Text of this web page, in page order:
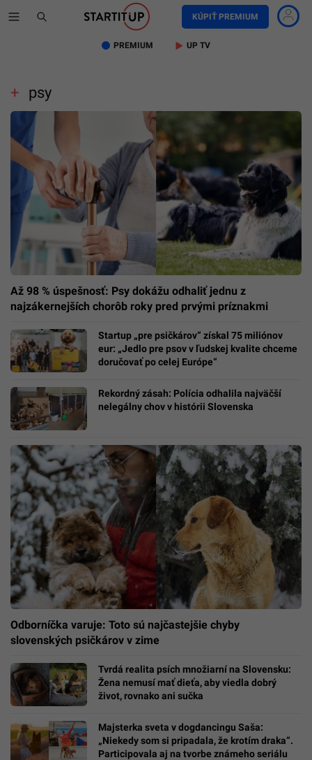
KÚPIŤ PREMIUM
PREMIUM UP TV
psy
Až 98 % úspešnosť: Psy dokážu odhaliť jednu z
najzákernejších chorôb roky pred prvými príznakmi
Startup „pre psičkárov“ získal 75 miliónov
eur: „Jedlo pre psov v ľudskej kvalite chceme
doručovať po celej Európe“
Rekordný zásah: Polícia odhalila najväčší
nelegálny chov v histórii Slovenska
Odborníčka varuje: Toto sú najčastejšie chyby
slovenských psičkárov v zime
Tvrdá realita psích množiarní na Slovensku:
Žena nemusí mať dieťa, aby viedla dobrý
život, rovnako ani sučka
Majsterka sveta v dogdancingu Saša:
„Niekedy som si pripadala, že krotím draka“.
Participovala aj na tvorbe známeho seriálu